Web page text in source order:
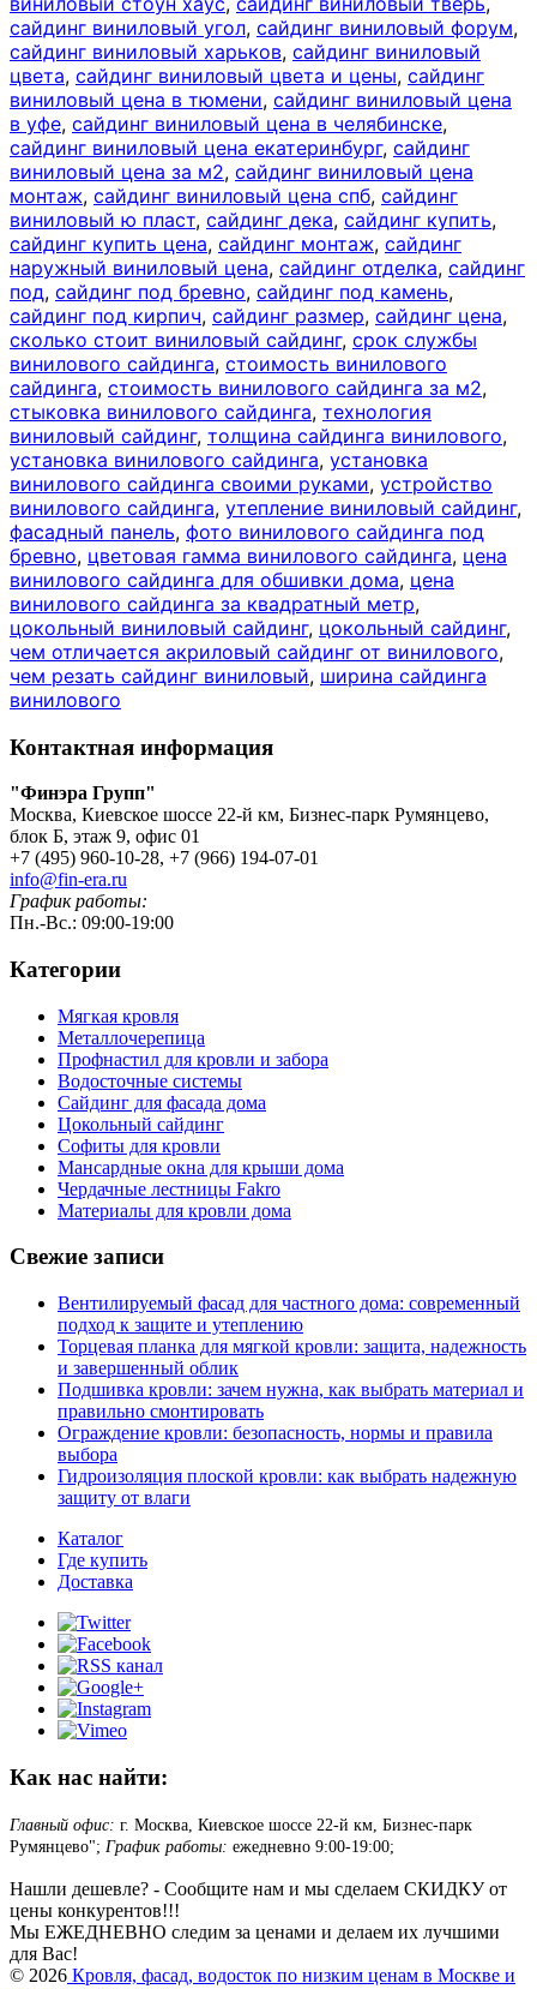
сайдинг виниловый угол, сайдинг виниловый форум,
сайдинг виниловый харьков, сайдинг виниловый
цвета, сайдинг виниловый цвета и цены, сайдинг
виниловый цена в тюмени, сайдинг виниловый цена
в уфе, сайдинг виниловый цена в челябинске,
сайдинг виниловый цена екатеринбург, сайдинг
виниловый цена за м2, сайдинг виниловый цена
монтаж, сайдинг виниловый цена спб, сайдинг
виниловый ю пласт, сайдинг дека, сайдинг купить,
сайдинг купить цена, сайдинг монтаж, сайдинг
наружный виниловый цена, сайдинг отделка, сайдинг
под, сайдинг под бревно, сайдинг под камень,
сайдинг под кирпич, сайдинг размер, сайдинг цена,
сколько стоит виниловый сайдинг, срок службы
винилового сайдинга, стоимость винилового
сайдинга, стоимость винилового сайдинга за м2,
стыковка винилового сайдинга, технология
виниловый сайдинг, толщина сайдинга винилового,
установка винилового сайдинга, установка
винилового сайдинга своими руками, устройство
винилового сайдинга, утепление виниловый сайдинг,
фасадный панель, фото винилового сайдинга под
бревно, цветовая гамма винилового сайдинга, цена
винилового сайдинга для обшивки дома, цена
винилового сайдинга за квадратный метр,
цокольный виниловый сайдинг, цокольный сайдинг,
чем отличается акриловый сайдинг от винилового,
чем резать сайдинг виниловый, ширина сайдинга
винилового
Контактная информация
"Финэра Групп"
Москва, Киевское шоссе 22-й км, Бизнес-парк Румянцево,
блок Б, этаж 9, офис 01
+7 (495) 960-10-28, +7 (966) 194-07-01
info@fin-era.ru
График работы:
Пн.-Вс.: 09:00-19:00
Категории
Мягкая кровля
Металлочерепица
Профнастил для кровли и забора
Водосточные системы
Сайдинг для фасада дома
Цокольный сайдинг
Софиты для кровли
Мансардные окна для крыши дома
Чердачные лестницы Fakro
Материалы для кровли дома
Свежие записи
Вентилируемый фасад для частного дома: современный
подход к защите и утеплению
Торцевая планка для мягкой кровли: защита, надежность
и завершенный облик
Подшивка кровли: зачем нужна, как выбрать материал и
правильно смонтировать
Ограждение кровли: безопасность, нормы и правила
выбора
Гидроизоляция плоской кровли: как выбрать надежную
защиту от влаги
Каталог
Где купить
Доставка
Как нас найти:
Главный офис: г. Москва, Киевское шоссе 22-й км, Бизнес-парк
Румянцево"; График работы: ежедневно 9:00-19:00;
Нашли дешевле? - Сообщите нам и мы сделаем СКИДКУ от
цены конкурентов!!!
Мы ЕЖЕДНЕВНО следим за ценами и делаем их лучшими
для Вас!
© 2026 Кровля, фасад, водосток по низким ценам в Москве и